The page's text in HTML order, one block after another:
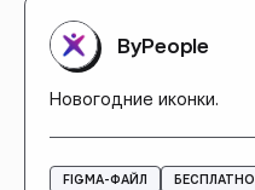
ByPeople
Новогодние иконки.
FIGMA-ФАЙЛ БЕСПЛАТНО